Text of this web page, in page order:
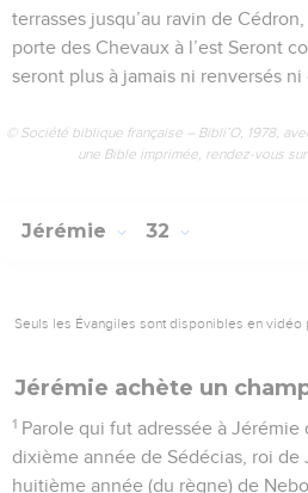
terrasses jusqu’au ravin de Cédron,
porte des Chevaux à l’est Seront
seront plus à jamais ni renversés ni
© Société biblique française – Bibli’O, 1978,
une Bible imprimée, rendez-vous
Jérémie 32
Seuls les Évangiles sont disponibles en vidéo
Jérémie achète un
1 Parole qui fut adressée à Jérémie
dixième année de Sédécias, roi de
huitième année (du règne) de